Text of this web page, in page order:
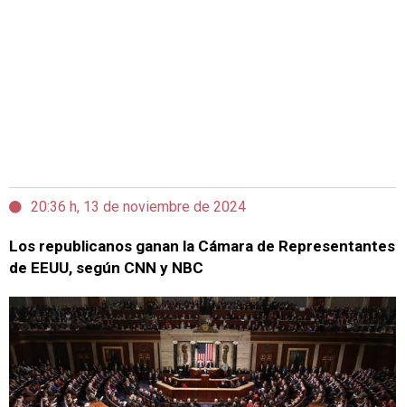
20:36 h, 13 de noviembre de 2024
Los republicanos ganan la Cámara de Representantes
de EEUU, según CNN y NBC